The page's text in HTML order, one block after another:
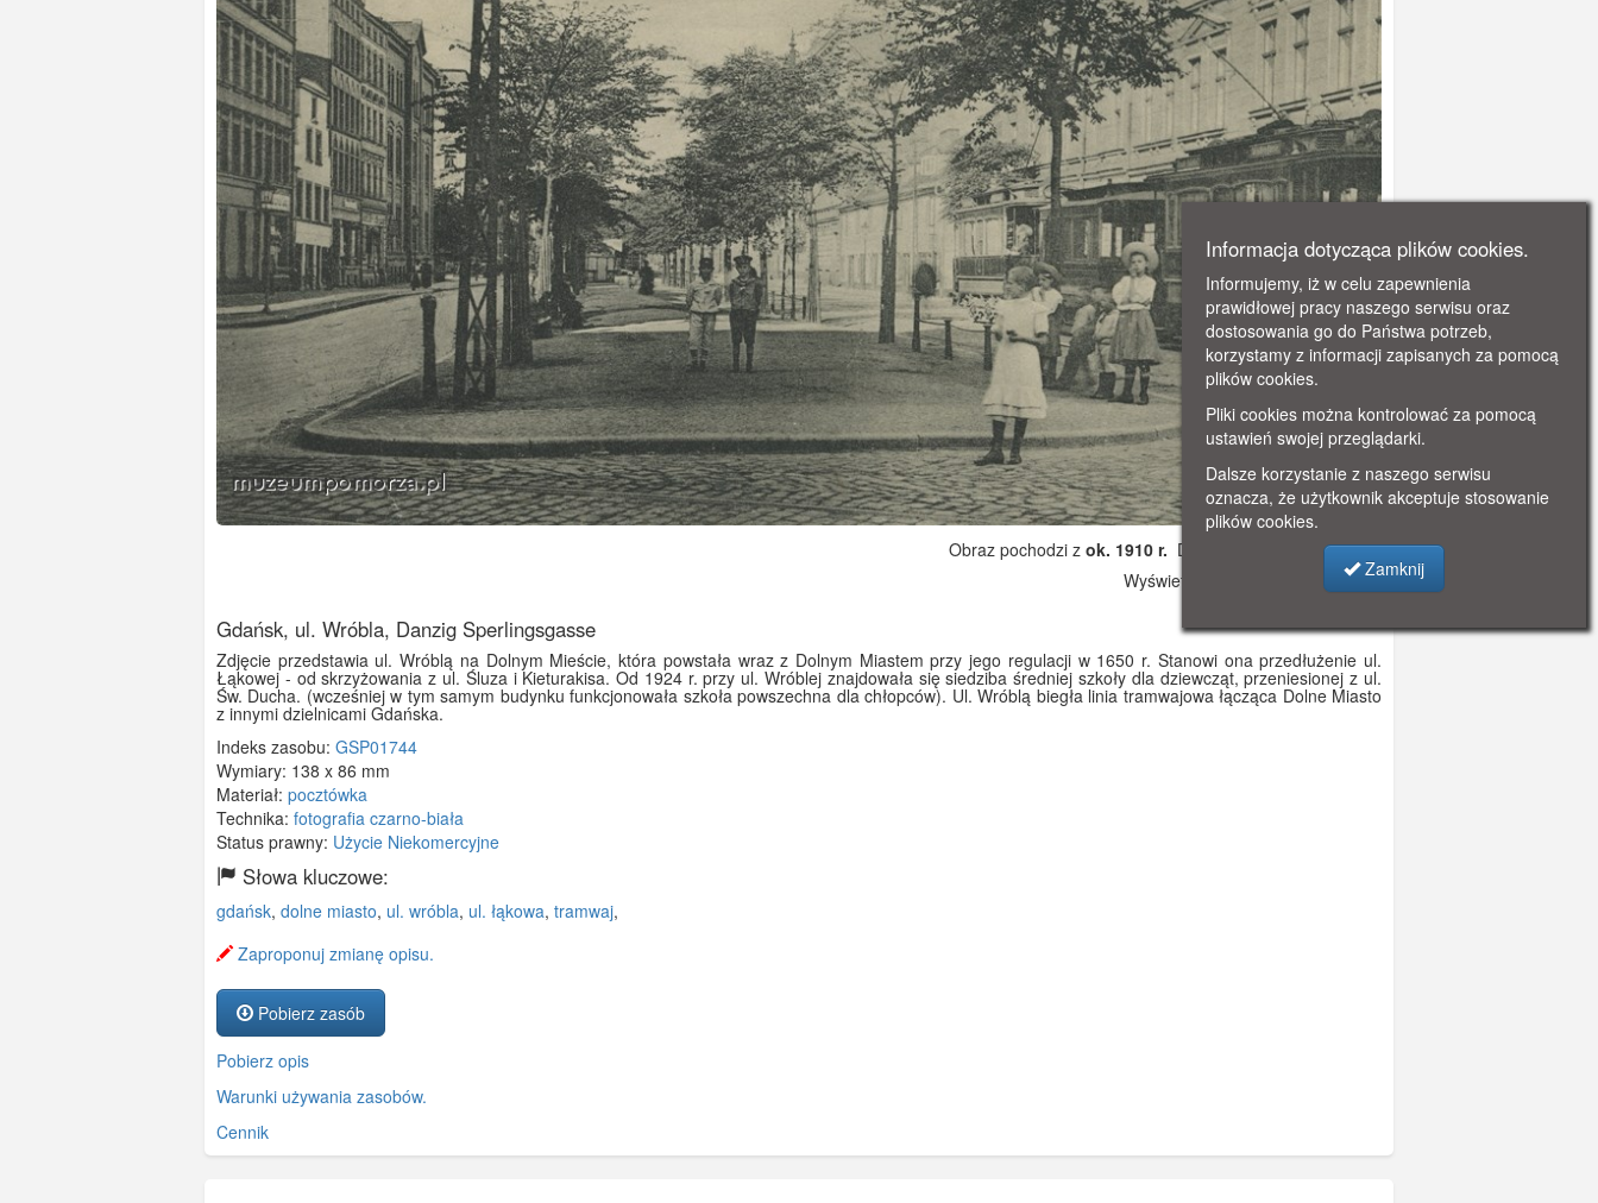
Obraz pochodzi z ok. 1910 r. Dodano: 2019-11-06 17:20
Wyświetlono: 4655
Gdańsk, ul. Wróbla, Danzig Sperlingsgasse
Zdjęcie przedstawia ul. Wróblą na Dolnym Mieście, która powstała wraz z Dolnym Miastem przy jego regulacji w 1650 r. Stanowi ona przedłużenie ul.
Łąkowej - od skrzyżowania z ul. Śluza i Kieturakisa. Od 1924 r. przy ul. Wróblej znajdowała się siedziba średniej szkoły dla dziewcząt, przeniesionej z ul.
Św. Ducha. (wcześniej w tym samym budynku funkcjonowała szkoła powszechna dla chłopców). Ul. Wróblą biegła linia tramwajowa łącząca Dolne Miasto
z innymi dzielnicami Gdańska.
Indeks zasobu: GSP01744
Wymiary: 138 x 86 mm
Materiał: pocztówka
Technika: fotografia czarno-biała
Status prawny: Użycie Niekomercyjne
Słowa kluczowe:
gdańsk, dolne miasto, ul. wróbla, ul. łąkowa, tramwaj,
Zaproponuj zmianę opisu.
Pobierz zasób
Pobierz opis
Warunki używania zasobów.
Cennik
Informacja dotycząca plików cookies.
Informujemy, iż w celu zapewnienia
prawidłowej pracy naszego serwisu oraz
dostosowania go do Państwa potrzeb,
korzystamy z informacji zapisanych za pomocą
plików cookies.
Pliki cookies można kontrolować za pomocą
ustawień swojej przeglądarki.
Dalsze korzystanie z naszego serwisu
oznacza, że użytkownik akceptuje stosowanie
plików cookies.
Zamknij